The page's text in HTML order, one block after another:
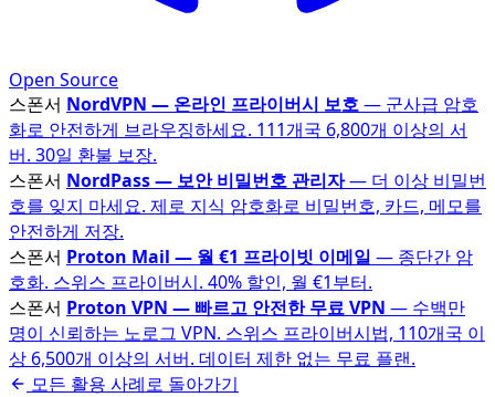
Open Source
스폰서 NordVPN — 온라인 프라이버시 보호— 군사급 암호
화로 안전하게 브라우징하세요. 111개국 6,800개 이상의 서
버. 30일 환불 보장.
스폰서 NordPass — 보안 비밀번호 관리자— 더 이상 비밀번
호를 잊지 마세요. 제로 지식 암호화로 비밀번호, 카드, 메모를
안전하게 저장.
스폰서 Proton Mail — 월 €1 프라이빗 이메일 — 종단간 암
호화. 스위스 프라이버시. 40% 할인, 월 €1부터.
스폰서 Proton VPN — 빠르고 안전한 무료 VPN — 수백만
명이 신뢰하는 노로그 VPN. 스위스 프라이버시법, 110개국 이
상 6,500개 이상의 서버. 데이터 제한 없는 무료 플랜.
모든 활용 사례로 돌아가기